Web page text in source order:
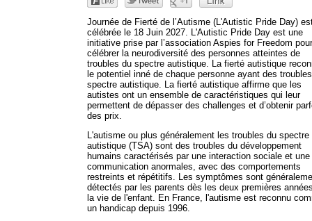
Journée de Fierté de l’Autisme (L'Autistic Pride Day)
célébrée le 18 Juin 2027. L'Autistic Pride Day est une
initiative prise par l’association Aspies for Freedom pour
célébrer la neurodiversité des personnes atteintes de
troubles du spectre autistique. La fierté autistique
le potentiel inné de chaque personne ayant des
spectre autistique. La fierté autistique affirme que les
autistes ont un ensemble de caractéristiques qui leur
permettent de dépasser des challenges et d’obtenir
des prix.
L'autisme ou plus généralement les troubles du spectre
autistique (TSA) sont des troubles du développement
humains caractérisés par une interaction sociale et une
communication anormales, avec des comportements
restreints et répétitifs. Les symptômes sont
détectés par les parents dès les deux premières
la vie de l'enfant. En France, l'autisme est reconnu
un handicap depuis 1996.